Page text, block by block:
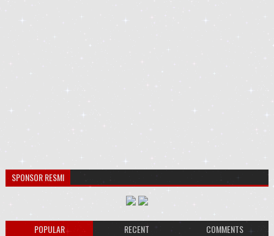
SPONSOR RESMI
POPULAR RECENT COMMENTS